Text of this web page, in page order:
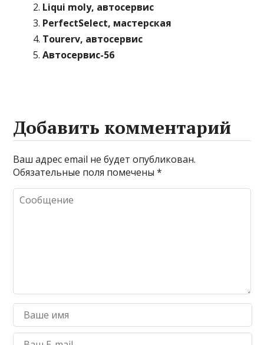
Liqui moly, автосервис
PerfectSelect, мастерская
Tourerv, автосервис
Автосервис-56
Добавить комментарий
Ваш адрес email не будет опубликован.
Обязательные поля помечены*